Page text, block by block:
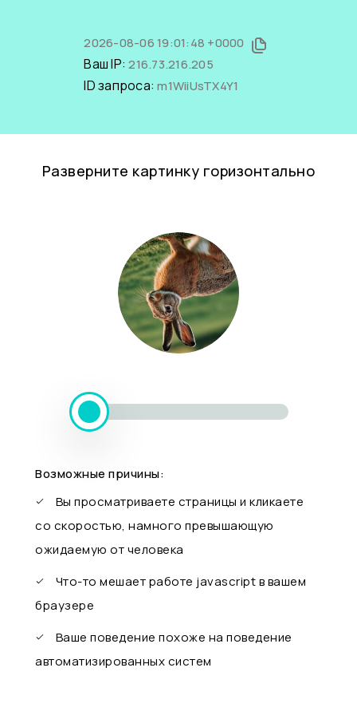
2026-08-06 19:01:48 +0000
Ваш IP:216.73.216.205
ID запроса:m1WiiUsTX4Y1
Разверните картинку горизонтально
Возможные причины:
Вы просматриваете страницы и кликаете
со скоростью, намного превышающую
ожидаемую от человека
Что-то мешает работе javascript в вашем
браузере
Ваше поведение похоже на поведение
автоматизированных систем